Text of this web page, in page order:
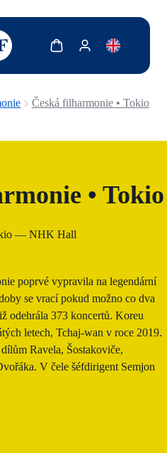
Add description for reader
Zobrazit košíkZobrazit můj účet
Česká filharmonie • Tokio
• Tokio
— NHK Hall
poprvé vypravila na legendární
se vrací pokud možno co dva
odehrála 373 koncertů. Koreu
letech, Tchaj-wan v roce 2019.
Ravela, Šostakoviče,
V čele šéfdirigent Semjon